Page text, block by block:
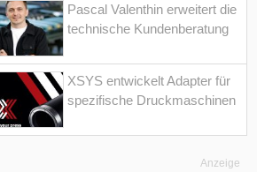
Pascal Valenthin erweitert die
technische Kundenberatung
XSYS entwickelt Adapter für
spezifische Druckmaschinen
Anzeige